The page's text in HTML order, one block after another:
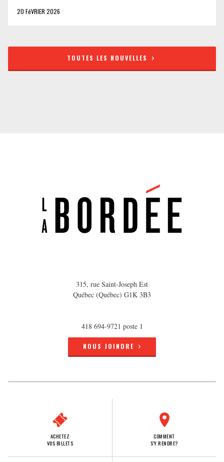
20 FéVRIER 2026
TOUTES LES NOUVELLES
315, rue Saint-Joseph Est
Québec (Québec) G1K 3B3
418 694-9721 poste 1
NOUS JOINDRE
ACHETEZ
VOS BILLETS
COMMENT
S'Y RENDRE?